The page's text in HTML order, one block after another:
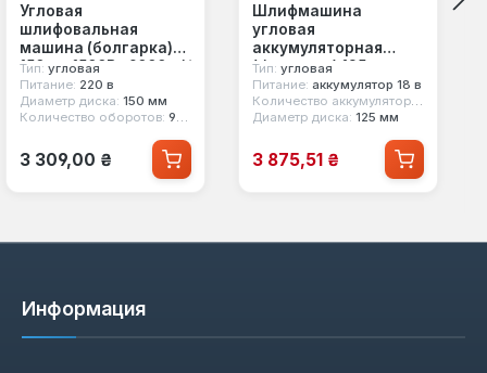
Угловая
шлифовальная
машина (болгарка)
150мм 1500Вт 9000об/
мин GTM
(AG150/1500P)
Тип: угловая
Питание: 220 в
Диаметр диска: 150 мм
Количество оборотов: 9000 об/мин
Обычная цена:
3 309,00 ₴
Шлифмашина
угловая
аккумуляторная
(болгарка) 125мм
8500об/мин Stanley
SFMCG400B
Тип: угловая
Питание: аккумулятор 18 в
Количество аккумуляторов:
Диаметр диска: 125 мм
Цена продажи:
3 875,51 ₴
Информация